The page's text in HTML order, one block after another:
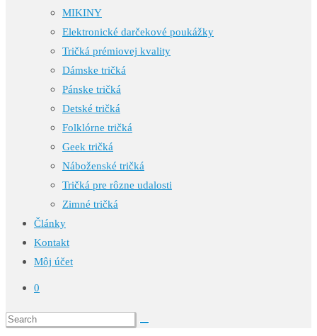
MIKINY
Elektronické darčekové poukážky
Tričká prémiovej kvality
Dámske tričká
Pánske tričká
Detské tričká
Folklórne tričká
Geek tričká
Náboženské tričká
Tričká pre rôzne udalosti
Zimné tričká
Články
Kontakt
Môj účet
0